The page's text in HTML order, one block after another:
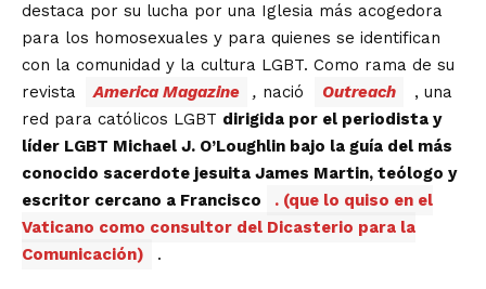
destaca por su lucha por una Iglesia más acogedora
para los homosexuales y para quienes se identifican
con la comunidad y la cultura LGBT. Como rama de su
revista
America Magazine , nació Outreach
, una
red para católicos LGBT dirigida por el periodista y
líder LGBT Michael J. O’Loughlin bajo la guía del más
conocido sacerdote jesuita James Martin, teólogo y
escritor cercano a Francisco
. (que lo quiso en el
Vaticano como consultor del Dicasterio para la
Comunicación)
.